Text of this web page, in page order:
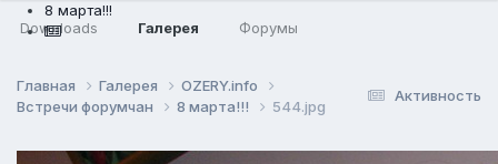
Downloads Галерея Форумы
8 марта!!!
Активность
Главная Галерея
OZERY.info
Встречи форумчан
8 марта!!! 544.jpg